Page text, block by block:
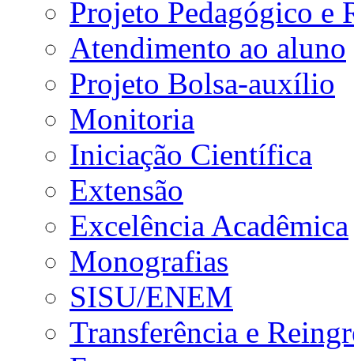
Projeto Pedagógico e
Atendimento ao aluno
Projeto Bolsa-auxílio
Monitoria
Iniciação Científica
Extensão
Excelência Acadêmica
Monografias
SISU/ENEM
Transferência e